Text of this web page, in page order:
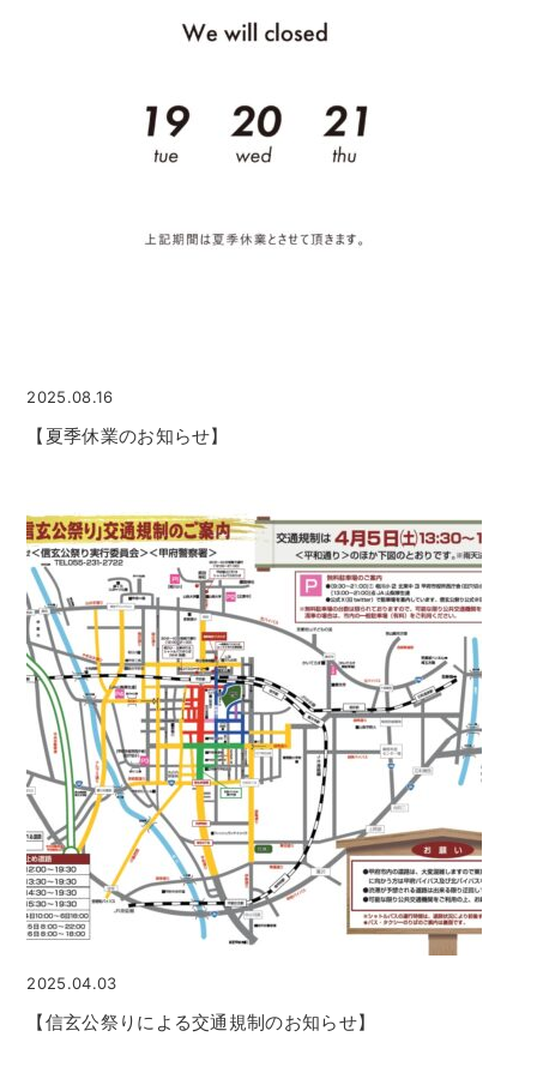
2025.08.16
【夏季休業のお知らせ】
2025.04.03
【信玄公祭りによる交通規制のお知らせ】